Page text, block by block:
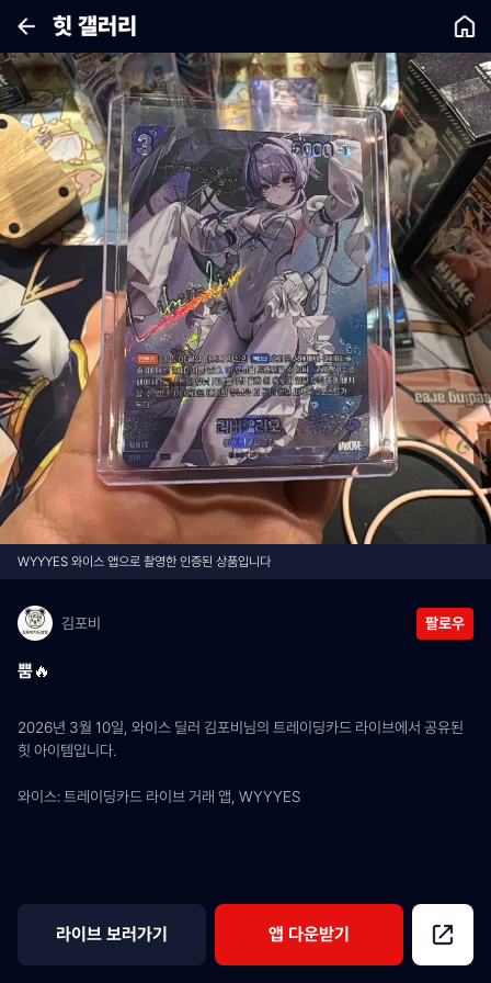
힛 갤러리
WYYYES 와이스 앱으로 촬영한 인증된 상품입니다
김포비 팔로우
뿜🔥
2026년 3월 10일, 와이스 딜러 김포비님의 트레이딩카드 라이브에서 공유된
힛 아이템입니다.
와이스: 트레이딩카드 라이브 거래 앱, WYYYES
라이브 보러가기 앱 다운받기